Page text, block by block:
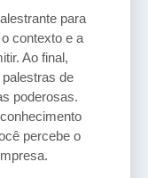
para
contexto e a
Ao final,
de
poderosas.
percebe o